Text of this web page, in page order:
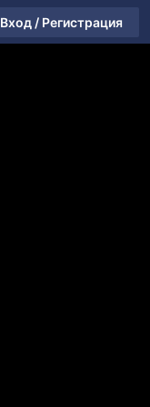
Вход / Регистрация